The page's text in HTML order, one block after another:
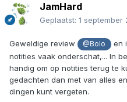
JamHard
Geplaatst: 1 september
Geweldige review @Bolo
en
notities vaak onderschat,... In
handig om op notities terug te
gedachten dan met van alles
dingen kunt vergeten.